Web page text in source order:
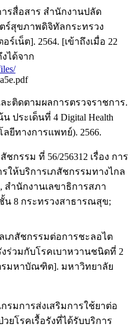
รสื่อสาร สำนักงานปลัด
ร์สุขภาพดิจิทัลกระทรวง
ร์เน็ต]. 2564. [เข้าถึงเมื่อ 22
งได้จาก
ติดตามผลการตรวจราชการ.
ประเด็นที่ 4 Digital Health
ยีทางการแพทย์). 2566.
กรรม ที่ 56/256312 เรื่อง การ
ห้บริการเภสัชกรรมทางไกล
สำนักงานเลขาธิการสภา
น 8 กระทรวงสาธารณสุข;
เภสัชกรรมต่อการชะลอไต
งร่วมกับโรคเบาหวานชนิดที่ 2
มหาบัณฑิต]. มหาวิทยาลัย
รมการส่งเสริมการใช้ยาต่อ
ยโรคเรื้อรังที่ได้รับบริการ